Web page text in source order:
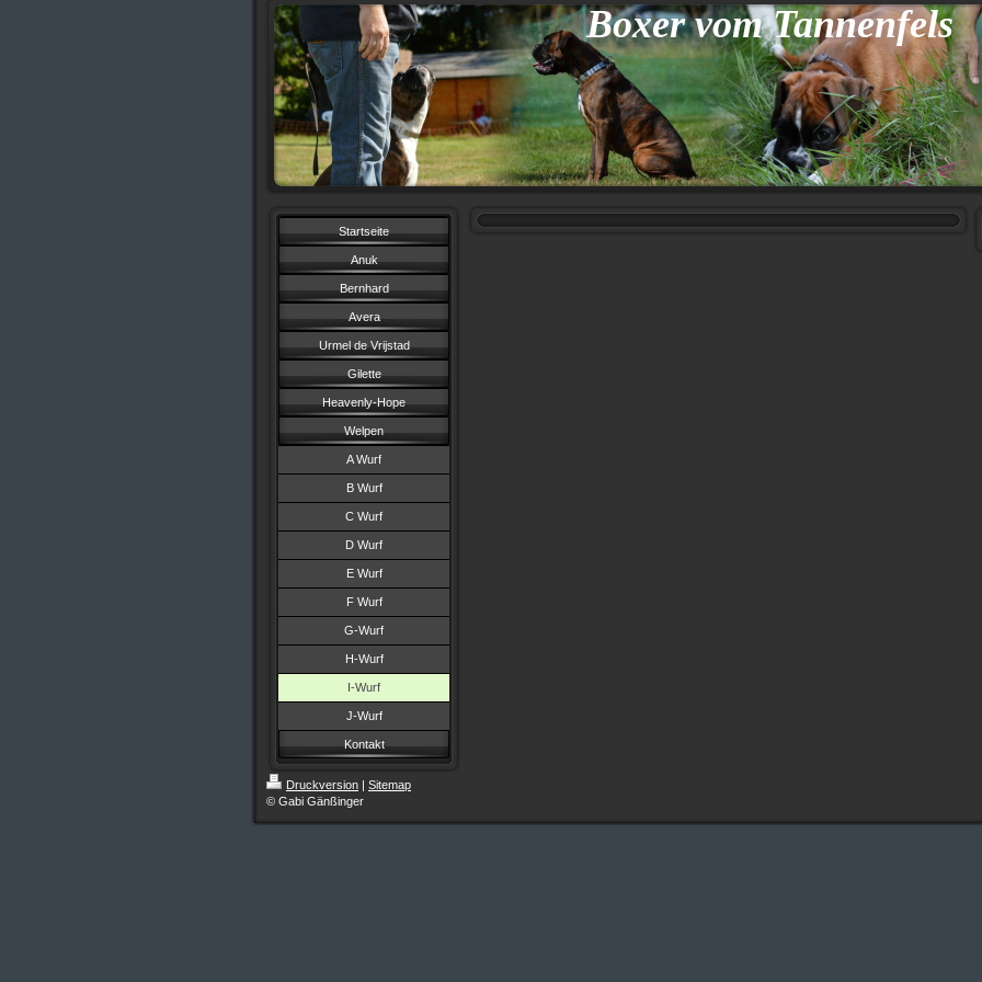
Boxer vom Tannenfels
Startseite
Anuk
Bernhard
Avera
Urmel de Vrijstad
Gilette
Heavenly-Hope
Welpen
A Wurf
B Wurf
C Wurf
D Wurf
E Wurf
F Wurf
G-Wurf
H-Wurf
I-Wurf
J-Wurf
Kontakt
Druckversion | Sitemap
© Gabi Gänßinger